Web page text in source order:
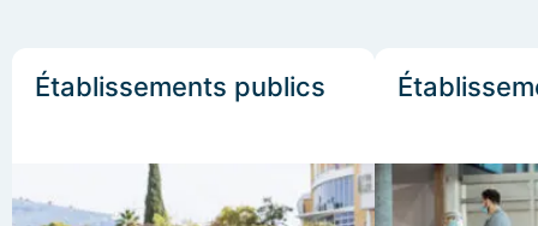
Établissements publics